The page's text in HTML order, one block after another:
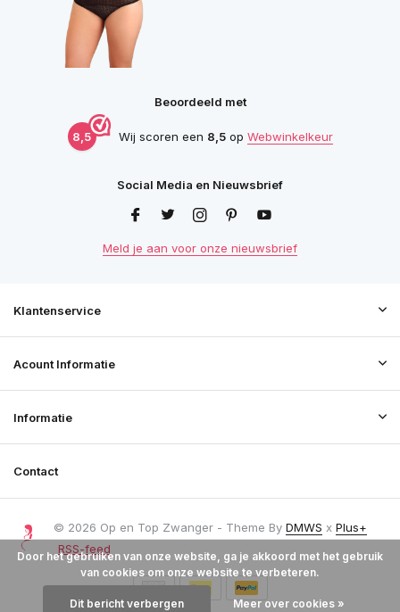
Beoordeeld met
8,5 Wij scoren een 8,5op Webwinkelkeur
Social Media en Nieuwsbrief
Meld je aan voor onze nieuwsbrief
Klantenservice
Acount Informatie
Informatie
Contact
© 2026 Op en Top Zwanger - Theme By DMWS x Plus+
RSS-feed
Door het gebruiken van onze website, ga je akkoord met het gebruik
van cookies om onze website te verbeteren.
Dit bericht verbergen Meer over cookies »